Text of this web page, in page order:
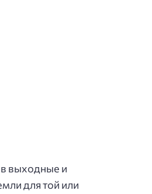
выходные и
для той или